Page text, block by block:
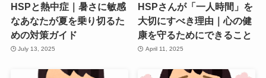
HSPと熱中症｜暑さに敏感
なあなたが夏を乗り切るた
めの対策ガイド
July 13, 2025
HSPさんが「一人時間」を
大切にすべき理由｜心の健
康を守るためにできること
April 11, 2025